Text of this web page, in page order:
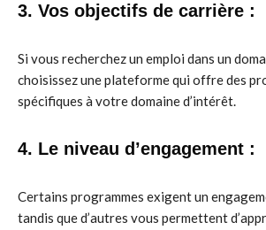
3. Vos objectifs de carrière :
Si vous recherchez un emploi dans un
choisissez une plateforme qui offre des
spécifiques à votre domaine d’intérêt.
4. Le niveau d’engagement :
Certains programmes exigent un
tandis que d’autres vous permettent